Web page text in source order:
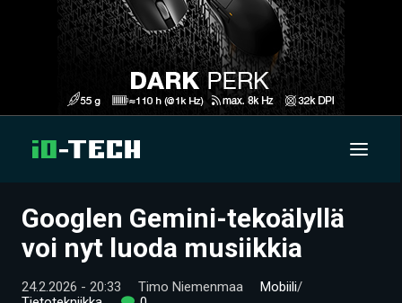
UUTISET
Googlen Gemini-tekoälyllä
voi nyt luoda musiikkia
24.2.2026 - 20:33 Timo Niemenmaa Mobiili/